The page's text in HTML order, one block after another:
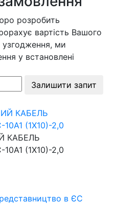
розробить
вартість Вашого
узгодження, ми
у встановлені
Залишити запит
КАБЕЛЬ
(1Х10)-2,0
в ЄС